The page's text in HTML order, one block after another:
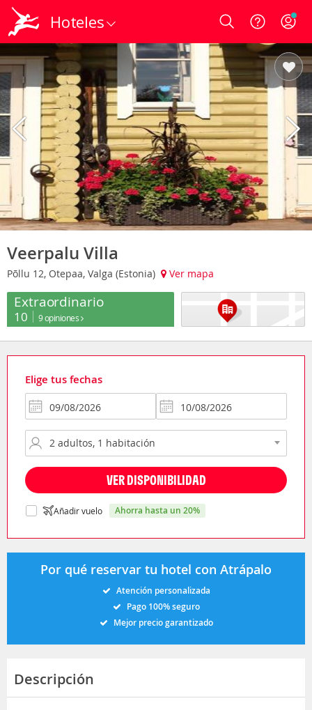
Hoteles Login
Veerpalu Villa
Põllu 12, Otepaa, Valga (Estonia) Ver mapa
Extraordinario
10 9 opiniones
Elige tus fechas
VER DISPONIBILIDAD
Añadir vuelo ahorra hasta un 20%
Por qué reservar tu hotel con Atrápalo
Atención personalizada
Pago 100% seguro
Mejor precio garantizado
Descripción